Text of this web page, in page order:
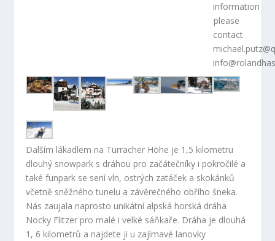
information
please
contact
Dalším lákadlem na Turracher Höhe je 1,5 kilometru
dlouhý snowpark s dráhou pro začátečníky i pokročilé a
také funpark se serií vln, ostrých zatáček a skokánků
včetně sněžného tunelu a závěrečného obřího šneka.
Nás zaujala naprosto unikátní alpská horská dráha
Nocky Flitzer pro malé i velké sáňkaře. Dráha je dlouhá
1, 6 kilometrů a najdete ji u zajímavé lanovky